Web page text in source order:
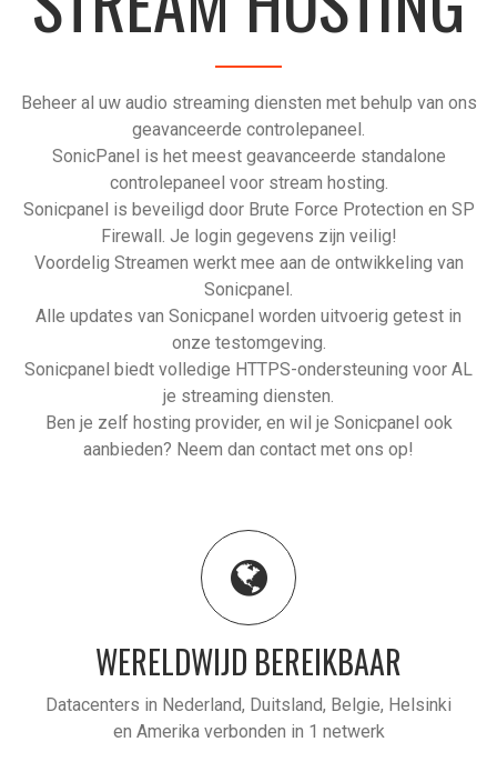
Beheer al uw audio streaming diensten met behulp van ons
geavanceerde controlepaneel.
SonicPanel is het meest geavanceerde standalone
controlepaneel voor stream hosting.
Sonicpanel is beveiligd door Brute Force Protection en SP
Firewall. Je login gegevens zijn veilig!
Voordelig Streamen werkt mee aan de ontwikkeling van
Sonicpanel.
Alle updates van Sonicpanel worden uitvoerig getest in
onze testomgeving.
Sonicpanel biedt volledige HTTPS-ondersteuning voor AL
je streaming diensten.
Ben je zelf hosting provider, en wil je Sonicpanel ook
aanbieden? Neem dan contact met ons op!
WERELDWIJD BEREIKBAAR
Datacenters in Nederland, Duitsland, Belgie, Helsinki
en Amerika verbonden in 1 netwerk